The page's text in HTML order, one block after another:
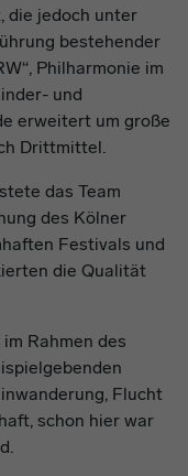
die jedoch unter
bestehender
Philharmonie im
und
erweitert um große
Drittmittel.
das Team
des Kölner
Festivals und
die Qualität
Rahmen des
Flucht
schon hier war